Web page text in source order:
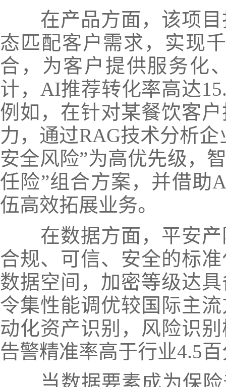
在产品方面，该项
态匹配客户需求，实现
合，为客户提供服务化
计，AI推荐转化率高达
例如，在针对某餐饮客
力，通过RAG技术分析
安全风险”为高优先级，
任险”组合方案，并借助
伍高效拓展业务。
在数据方面，平安
合规、可信、安全的标
数据空间，加密等级达
令集性能调优较国际主
动化资产识别，风险识
告警精准率高于行业4.5
当数据要素成为保